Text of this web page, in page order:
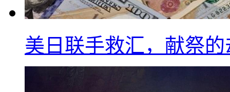
美日联手救汇，献祭